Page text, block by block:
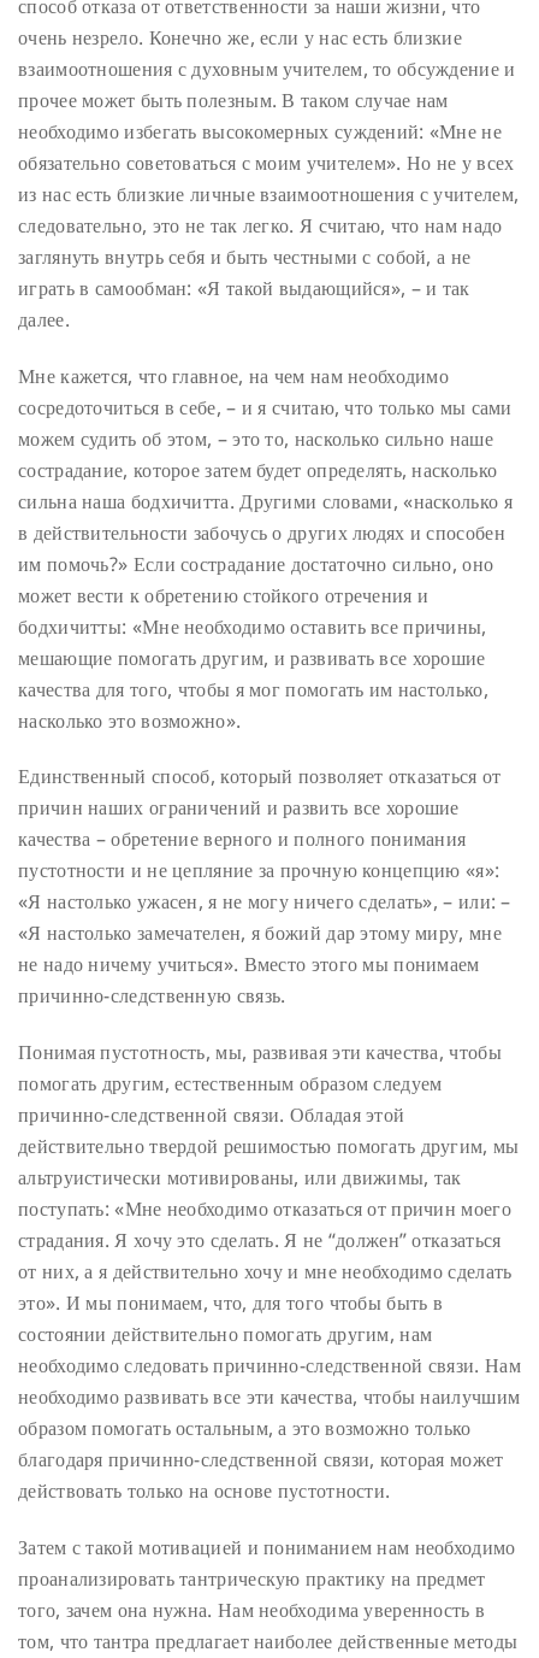
способ отказа от ответственности за наши жизни, что
очень незрело. Конечно же, если у нас есть близкие
взаимоотношения с духовным учителем, то обсуждение и
прочее может быть полезным. В таком случае нам
необходимо избегать высокомерных суждений: «Мне не
обязательно советоваться с моим учителем». Но не у всех
из нас есть близкие личные взаимоотношения с учителем,
следовательно, это не так легко. Я считаю, что нам надо
заглянуть внутрь себя и быть честными с собой, а не
играть в самообман: «Я такой выдающийся», – и так
далее.
Мне кажется, что главное, на чем нам необходимо
сосредоточиться в себе, – и я считаю, что только мы сами
можем судить об этом, – это то, насколько сильно наше
сострадание, которое затем будет определять, насколько
сильна наша бодхичитта. Другими словами, «насколько я
в действительности забочусь о других людях и способен
им помочь?» Если сострадание достаточно сильно, оно
может вести к обретению стойкого отречения и
бодхичитты: «Мне необходимо оставить все причины,
мешающие помогать другим, и развивать все хорошие
качества для того, чтобы я мог помогать им настолько,
насколько это возможно».
Единственный способ, который позволяет отказаться от
причин наших ограничений и развить все хорошие
качества – обретение верного и полного понимания
пустотности и не цепляние за прочную концепцию «я»:
«Я настолько ужасен, я не могу ничего сделать», – или: –
«Я настолько замечателен, я божий дар этому миру, мне
не надо ничему учиться». Вместо этого мы понимаем
причинно-следственную связь.
Понимая пустотность, мы, развивая эти качества, чтобы
помогать другим, естественным образом следуем
причинно-следственной связи. Обладая этой
действительно твердой решимостью помогать другим, мы
альтруистически мотивированы, или движимы, так
поступать: «Мне необходимо отказаться от причин моего
страдания. Я хочу это сделать. Я не “должен” отказаться
от них, а я действительно хочу и мне необходимо сделать
это». И мы понимаем, что, для того чтобы быть в
состоянии действительно помогать другим, нам
необходимо следовать причинно-следственной связи. Нам
необходимо развивать все эти качества, чтобы наилучшим
образом помогать остальным, а это возможно только
благодаря причинно-следственной связи, которая может
действовать только на основе пустотности.
Затем с такой мотивацией и пониманием нам необходимо
проанализировать тантрическую практику на предмет
того, зачем она нужна. Нам необходима уверенность в
том, что тантра предлагает наиболее действенные методы